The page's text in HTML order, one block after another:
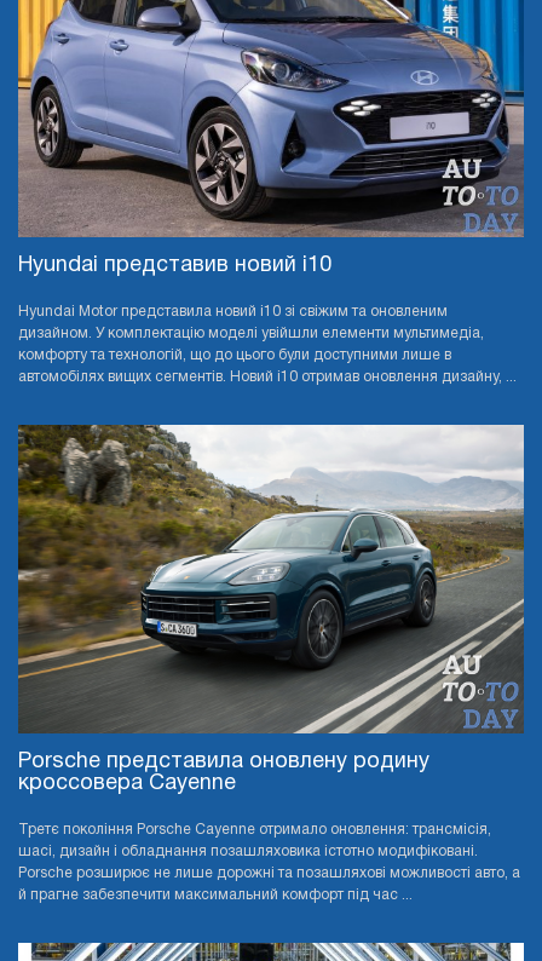
Hyundai представив новий i10
Hyundai Motor представила новий i10 зі свіжим та оновленим
дизайном. У комплектацію моделі увійшли елементи мультимедіа,
комфорту та технологій, що до цього були доступними лише в
автомобілях вищих сегментів. Новий i10 отримав оновлення дизайну, ...
Porsche представила оновлену родину
кроссовера Cayenne
Третє покоління Porsche Cayenne отримало оновлення: трансмісія,
шасі, дизайн і обладнання позашляховика істотно модифіковані.
Porsche розширює не лише дорожні та позашляхові можливості авто, а
й прагне забезпечити максимальний комфорт під час ...